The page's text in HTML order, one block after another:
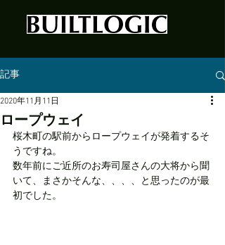
記事
ロープウェイ
2020年11月11日
桜木町の駅前からロープウェイが発着するそ
うですね。
数年前にご近所のお寿司屋さんの大将から聞
いて、まさかそんな、、、、と思ったのが最
初でした。